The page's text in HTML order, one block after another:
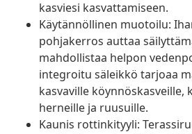
kasviesi kasvattamiseen.
Käytännöllinen muotoilu:
pohjakerros auttaa
mahdollistaa helpon
integroitu säleikkö tarjoaa
kasvaville köynnöskasveille,
herneille ja ruusuille.
Kaunis rottinkityyli: